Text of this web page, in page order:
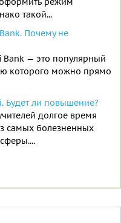
такой...
Почему не
Bank — это популярный
которого можно прямо
Будет ли повышение?
долгое время
самых болезненных